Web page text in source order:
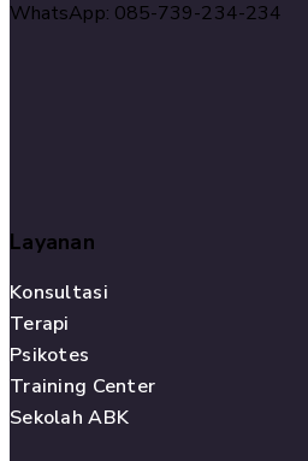
WhatsApp: 085-739-234-234
Layanan
Konsultasi
Terapi
Psikotes
Training Center
Sekolah ABK